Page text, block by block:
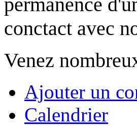
conctact avec
Venez
Ajouter un
Calendrier